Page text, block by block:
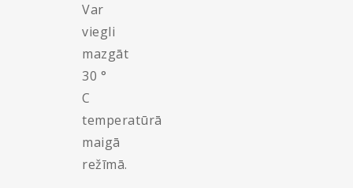
Var
viegli
mazgāt
30 °
C
temperatūrā
maigā
režīmā.